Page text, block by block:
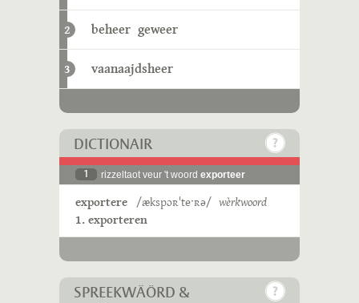
2 beheer geweer
3 vaanaajdsheer
DICTIONAIR
1 rizzeltaot veur 't woord exporteer
exportere /ækspɔʀˈteˑʀə/ wèrkwoord
1. exporteren
SPREEKWÄÖRD &